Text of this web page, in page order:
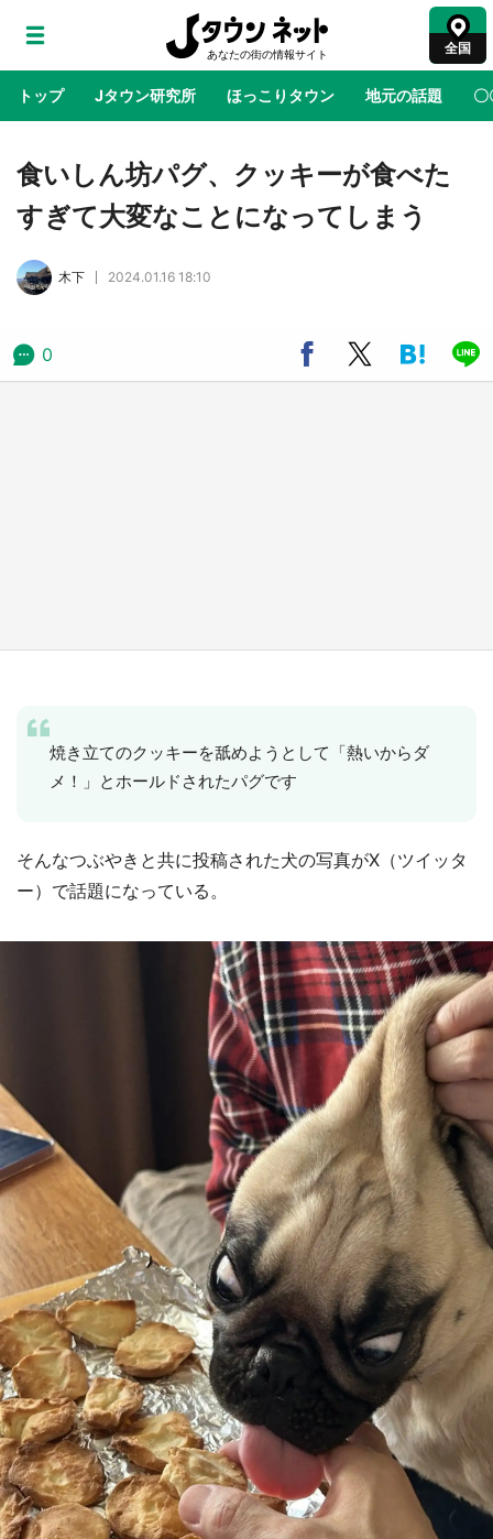
全国
トップ Jタウン研究所 ほっこりタウン 地元の話題 〇
地域×二次元 絶景 あの時はありがとう 物語がはじ
第五弾コラボ開始 メンバーたちとオリジナル
アニメ『はたらく細胞』と神奈川県の3度目コ
ラボ 作品の世界観通じて「小児がん」学べる
食いしん坊パグ、クッキーが食べた
すぎて大変なことになってしまう
木下 2024.01.16 18:10
0
焼き立てのクッキーを舐めようとして「熱いからダ
メ！」とホールドされたパグです
そんなつぶやきと共に投稿された犬の写真がX（ツイッタ
ー）で話題になっている。